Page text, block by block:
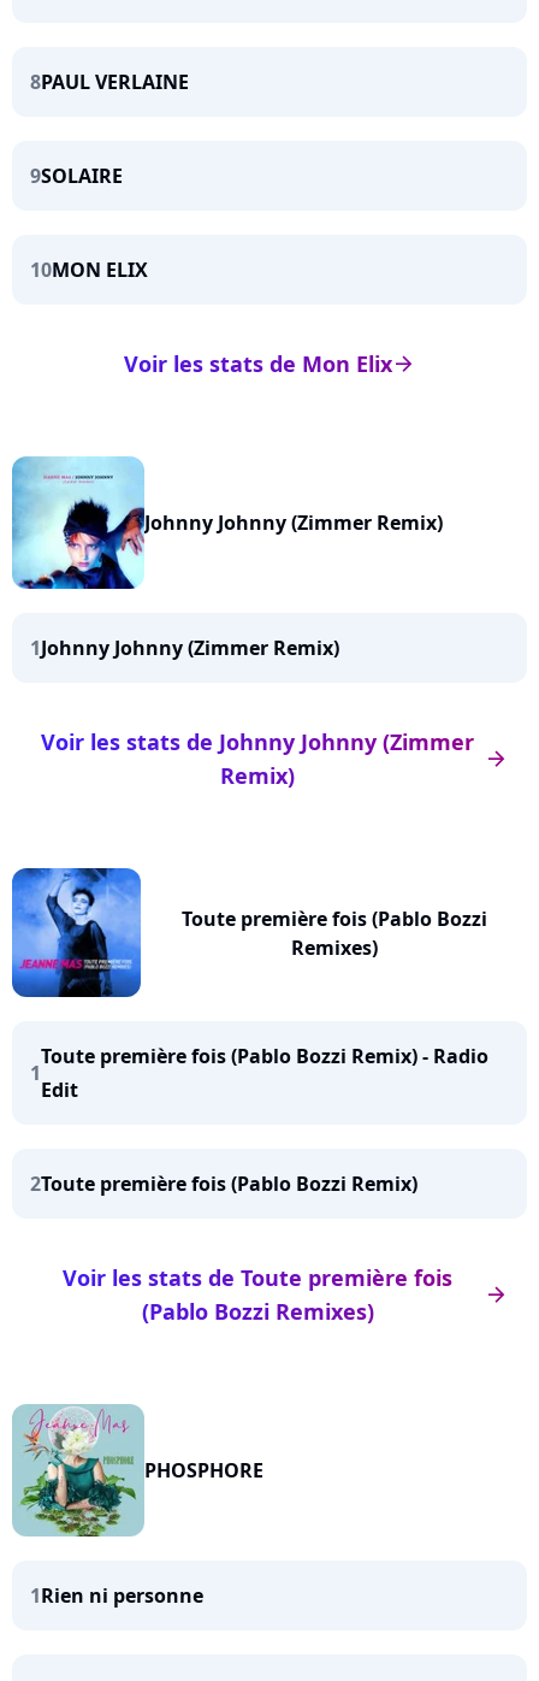
8PAUL VERLAINE
9SOLAIRE
10MON ELIX
arrow_right
Voir les stats de Mon Elix
Johnny Johnny (Zimmer Remix)
1Johnny Johnny (Zimmer Remix)
arrow_right
Voir les stats de Johnny Johnny (Zimmer
Remix)
Toute première fois (Pablo Bozzi
Remixes)
1
Toute première fois (Pablo Bozzi Remix) - Radio
Edit
2Toute première fois (Pablo Bozzi Remix)
arrow_right
Voir les stats de Toute première fois
(Pablo Bozzi Remixes)
PHOSPHORE
1Rien ni personne